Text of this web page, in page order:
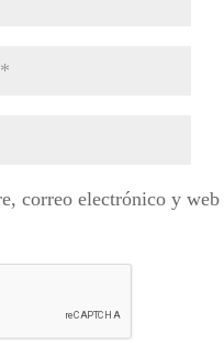
correo electrónico y